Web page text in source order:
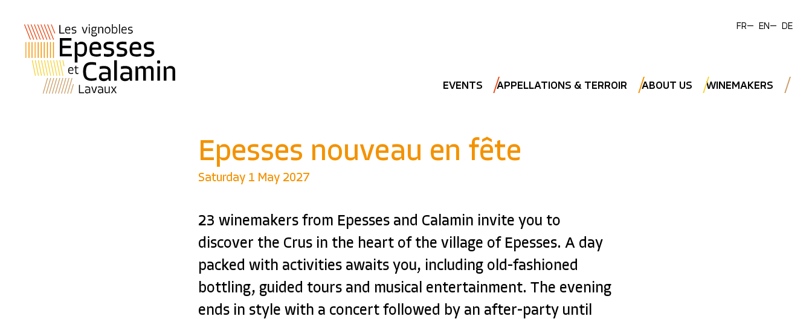
EVENTS APPELLATIONS & TERROIR ABOUT US WINEMAKERS
FR EN DE
Epesses nouveau en fête
Saturday 1 May 2027
23 winemakers from Epesses and Calamin invite you to
discover the Crus in the heart of the village of Epesses. A day
packed with activities awaits you, including old-fashioned
bottling, guided tours and musical entertainment. The evening
ends in style with a concert followed by an after-party until